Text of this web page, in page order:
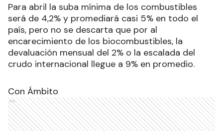
Para abril la suba mínima de los combustibles
será de 4,2% y promediará casi 5% en todo el
país, pero no se descarta que por al
encarecimiento de los biocombustibles, la
devaluación mensual del 2% o la escalada del
crudo internacional llegue a 9% en promedio.
Con Ámbito
Ads